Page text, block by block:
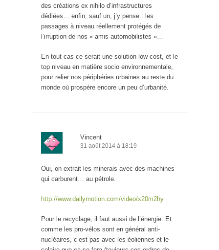
des créations ex nihilo d’infrastructures
dédiées… enfin, sauf un, j’y pense : les
passages à niveau réellement protégés de
l’irruption de nos « amis automobilistes »…
En tout cas ce serait une solution low cost, et le
top niveau en matière socio environnementale,
pour relier nos périphéries urbaines au reste du
monde où prospère encore un peu d’urbanité.
Vincent
31 août 2014 à 18:19
Oui, on extrait les minerais avec des machines
qui carburent… au pétrole.
http://www.dailymotion.com/video/x20m2hy
Pour le recyclage, il faut aussi de l’énergie. Et
comme les pro-vélos sont en général anti-
nucléaires, c’est pas avec les éoliennes et le